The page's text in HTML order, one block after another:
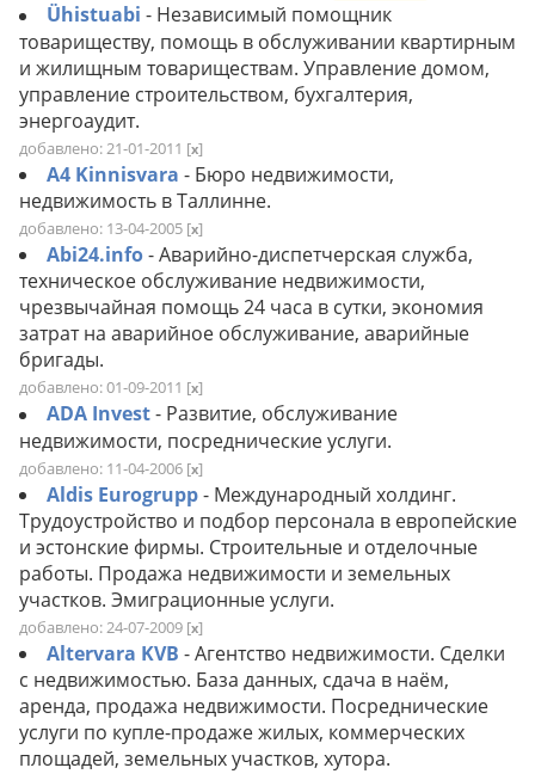
Ühistuabi - Независимый помощник
товариществу, помощь в обслуживании квартирным
и жилищным товариществам. Управление домом,
управление строительством, бухгалтерия,
энергоаудит.
добавлено: 21-01-2011 [x]
A4 Kinnisvara - Бюро недвижимости,
недвижимость в Таллинне.
добавлено: 13-04-2005 [x]
Abi24.info- Аварийно-диспетчерская служба,
техническое обслуживание недвижимости,
чрезвычайная помощь 24 часа в сутки, экономия
затрат на аварийное обслуживание, аварийные
бригады.
добавлено: 01-09-2011 [x]
ADA Invest- Развитие, обслуживание
недвижимости, посреднические услуги.
добавлено: 11-04-2006 [x]
Aldis Eurogrupp- Международный холдинг.
Трудоустройство и подбор персонала в европейские
и эстонские фирмы. Строительные и отделочные
работы. Продажа недвижимости и земельных
участков. Эмиграционные услуги.
добавлено: 24-07-2009 [x]
Altervara KVB - Агентство недвижимости. Сделки
с недвижимостью. База данных, сдача в наём,
аренда, продажа недвижимости. Посреднические
услуги по купле-продаже жилых, коммерческих
площадей, земельных участков, хутора.